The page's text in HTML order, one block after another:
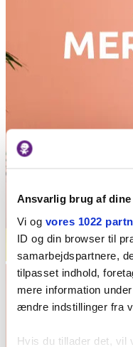
Ansvarlig brug af dine
Vi og vores 1022
ID og din browser til
samarbejdspartnere,
tilpasset indhold,
mere information under
ændre indstillinger fra
Hvis du tillader det, vil